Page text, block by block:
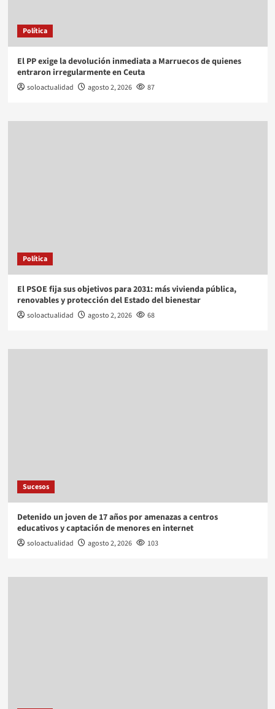
Política
El PP exige la devolución inmediata a Marruecos de quienes
entraron irregularmente en Ceuta
soloactualidad agosto 2, 2026 87
Política
El PSOE fija sus objetivos para 2031: más vivienda pública,
renovables y protección del Estado del bienestar
soloactualidad agosto 2, 2026 68
Sucesos
Detenido un joven de 17 años por amenazas a centros
educativos y captación de menores en internet
soloactualidad agosto 2, 2026 103